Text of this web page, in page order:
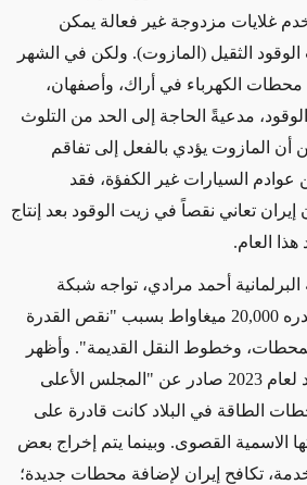
غلايات مزدوجة غير فعالة يمكن
الوقود الثقيل (المازوت). ولكن في الشهر
الكهرباء في أراك، وأصفهان،
، مدعيةً الحاجة إلى الحد من التلوث
أن المازوت يؤدي بالفعل إلى تفاقم
عوادم السيارات غير الكفؤة، فقد
إيران تعاني نقصاً في زيت الوقود بعد إنتاج
هذا العام.
أحمد مرادي، تواجه شبكة
الكهرباء الوطنية عجزاً قدره 20,000 ميغاواط بسبب "نقص القدرة
وخطوط النقل القديمة". وأظهر
يعود لعام 2023 صادر عن "المجلس الأعلى
الطاقة في البلاد كانت قادرة على
الاسمية القصوى. وبينما يتم إخراج بعض
تكافح إيران لإضافة محطات جديدة؛